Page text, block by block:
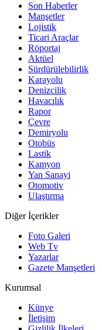
Son Haberler
Manşetler
Lojistik
Ticari Araçlar
Röportaj
Aktüel
Sürdürülebilirlik
Karayolu
Denizcilik
Havacılık
Rapor
Çevre
Demiryolu
Otobüs
Lastik
Kamyon
Yan Sanayi
Otomotiv
Ulaştırma
Diğer İçerikler
Foto Galeri
Web Tv
Yazarlar
Gazete Manşetleri
Kurumsal
Künye
İletişim